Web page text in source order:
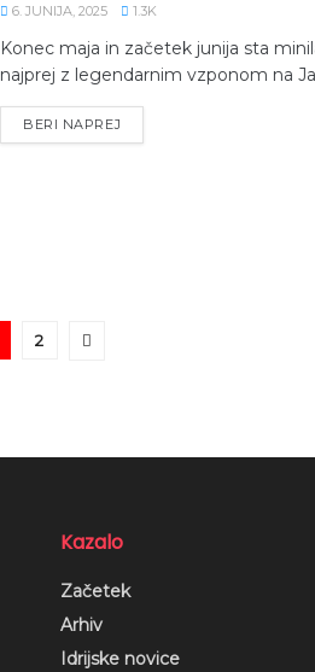
6. JUNIJA, 2025 1.3K
Konec maja in začetek junija sta
najprej z legendarnim vzponom na
BERI NAPREJ
2
Kazalo
Začetek
Arhiv
Idrijske novice